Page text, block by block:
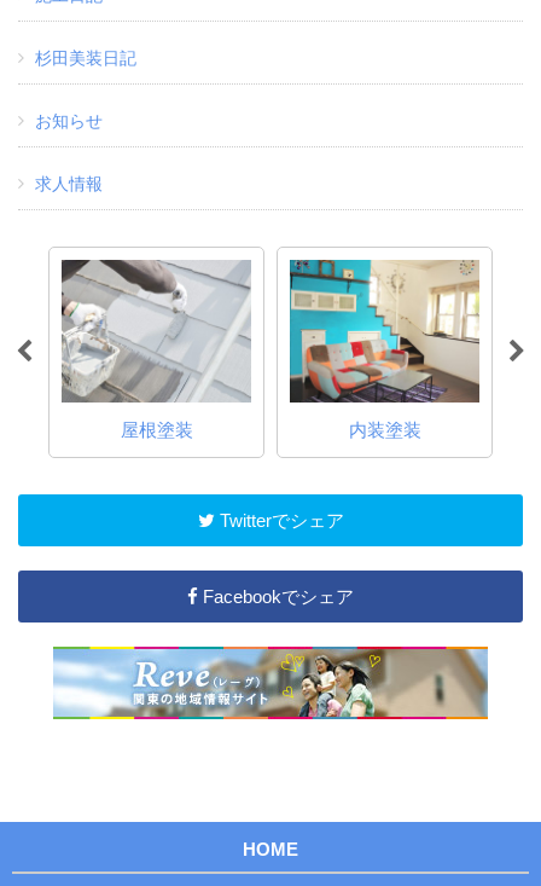
杉田美装日記
お知らせ
求人情報
屋根塗装 内装塗装
Twitterでシェア
Facebookでシェア
HOME